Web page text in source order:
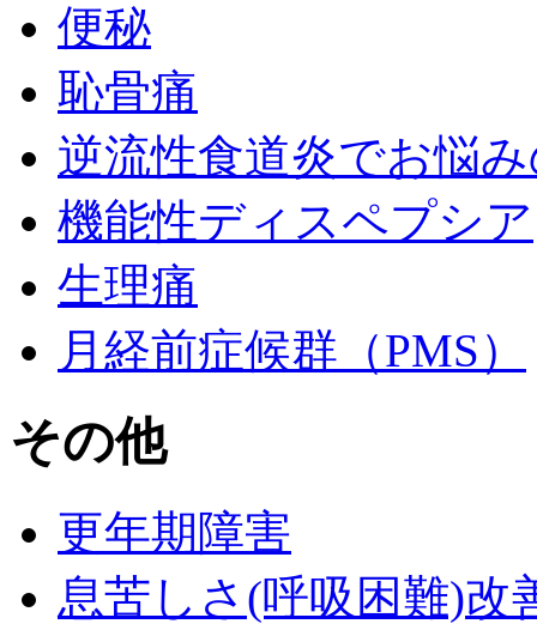
便秘
恥骨痛
逆流性食道炎でお悩
機能性ディスペプシア
生理痛
月経前症候群（PMS）
その他
更年期障害
息苦しさ(呼吸困難)改